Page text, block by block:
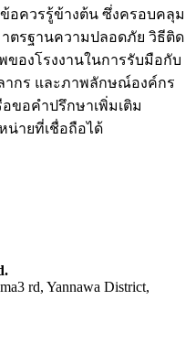
อควรรู้ข้างต้น ซึ่งครอบคลุม
ตรฐานความปลอดภัย วิธีติด
ของโรงงานในการรับมือกับ
ากร และภาพลักษณ์องค์กร
ขอคำปรึกษาเพิ่มเติม
น่ายที่เชื่อถือได้
rd, Yannawa District,